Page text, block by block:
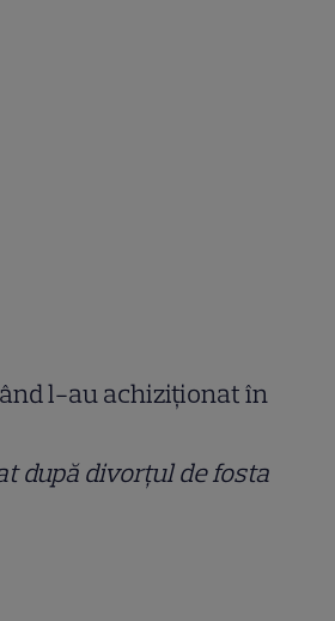
l-au achiziționat în
după divorțul de fosta